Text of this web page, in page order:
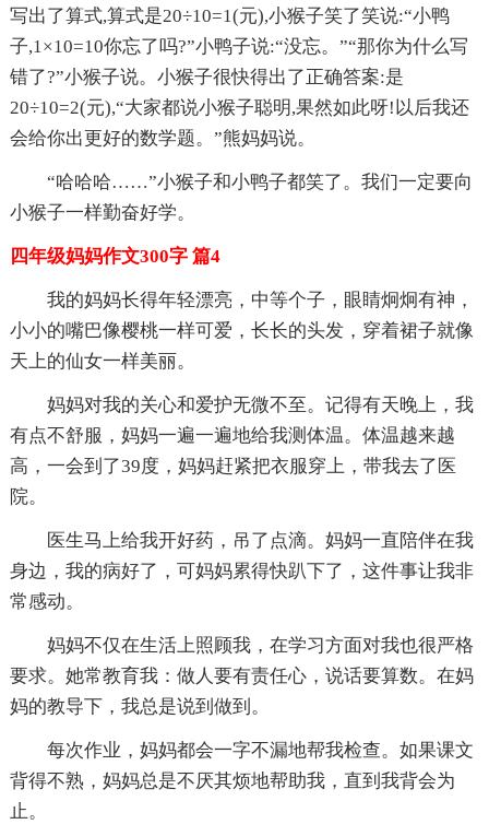
写出了算式,算式是20÷10=1(元),小猴子笑了笑说:“小鸭
子,1×10=10你忘了吗?”小鸭子说:“没忘。”“那你为什么写
错了?”小猴子说。小猴子很快得出了正确答案:是
20÷10=2(元),“大家都说小猴子聪明,果然如此呀!以后我还
会给你出更好的数学题。”熊妈妈说。
“哈哈哈……”小猴子和小鸭子都笑了。我们一定要向
小猴子一样勤奋好学。
四年级妈妈作文300字 篇4
我的妈妈长得年轻漂亮，中等个子，眼睛炯炯有神，
小小的嘴巴像樱桃一样可爱，长长的头发，穿着裙子就像
天上的仙女一样美丽。
妈妈对我的关心和爱护无微不至。记得有天晚上，我
有点不舒服，妈妈一遍一遍地给我测体温。体温越来越
高，一会到了39度，妈妈赶紧把衣服穿上，带我去了医
院。
医生马上给我开好药，吊了点滴。妈妈一直陪伴在我
身边，我的病好了，可妈妈累得快趴下了，这件事让我非
常感动。
妈妈不仅在生活上照顾我，在学习方面对我也很严格
要求。她常教育我：做人要有责任心，说话要算数。在妈
妈的教导下，我总是说到做到。
每次作业，妈妈都会一字不漏地帮我检查。如果课文
背得不熟，妈妈总是不厌其烦地帮助我，直到我背会为
止。